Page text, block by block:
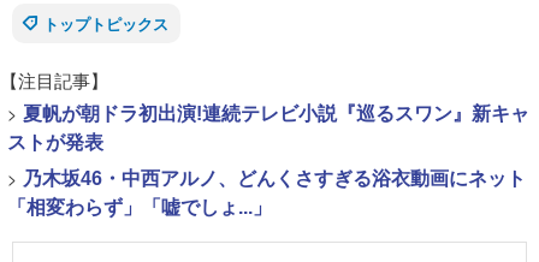
トップトピックス
【注目記事】
> 夏帆が朝ドラ初出演!連続テレビ小説『巡るスワン』新キャ
ストが発表
> 乃木坂46・中西アルノ、どんくさすぎる浴衣動画にネット
「相変わらず」「嘘でしょ...」